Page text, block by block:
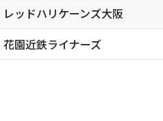
レッドハリケーンズ大阪
花園近鉄ライナーズ